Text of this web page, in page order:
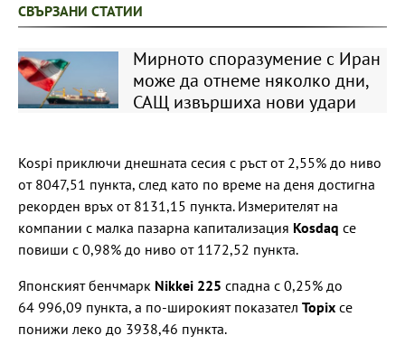
СВЪРЗАНИ СТАТИИ
Мирното споразумение с Иран
може да отнеме няколко дни,
САЩ извършиха нови удари
Kospi приключи днешната сесия с ръст от 2,55% до ниво
от 8047,51 пункта, след като по време на деня достигна
рекорден връх от 8131,15 пункта. Измерителят на
компании с малка пазарна капитализация Kosdaq се
повиши с 0,98% до ниво от 1172,52 пункта.
Японският бенчмарк Nikkei 225 спадна с 0,25% до
64 996,09 пункта, а по-широкият показател Topix се
понижи леко до 3938,46 пункта.